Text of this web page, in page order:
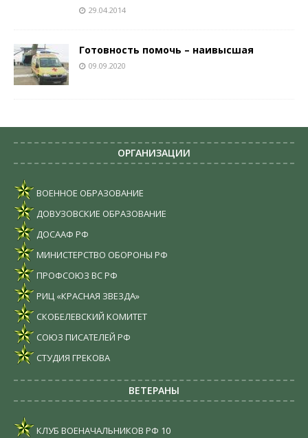
29.04.2014
Готовность помочь – наивысшая
09.09.2020
ОРГАНИЗАЦИИ
ВОЕННОЕ ОБРАЗОВАНИЕ
ДОВУЗОВСКИЕ ОБРАЗОВАНИЕ
ДОСААФ РФ
МИНИСТЕРСТВО ОБОРОНЫ РФ
ПРОФСОЮЗ ВС РФ
РИЦ «КРАСНАЯ ЗВЕЗДА»
СКОБЕЛЕВСКИЙ КОМИТЕТ
СОЮЗ ПИСАТЕЛЕЙ РФ
СТУДИЯ ГРЕКОВА
ВЕТЕРАНЫ
КЛУБ ВОЕНАЧАЛЬНИКОВ РФ 10